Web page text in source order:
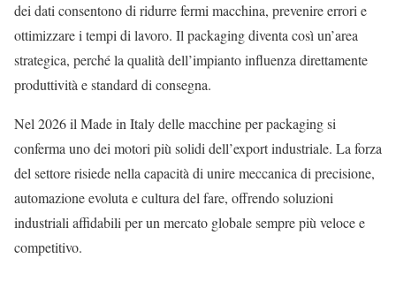
dei dati consentono di ridurre fermi macchina, prevenire errori e
ottimizzare i tempi di lavoro. Il packaging diventa così un’area
strategica, perché la qualità dell’impianto influenza direttamente
produttività e standard di consegna.
Nel 2026 il Made in Italy delle macchine per packaging si
conferma uno dei motori più solidi dell’export industriale. La forza
del settore risiede nella capacità di unire meccanica di precisione,
automazione evoluta e cultura del fare, offrendo soluzioni
industriali affidabili per un mercato globale sempre più veloce e
competitivo.